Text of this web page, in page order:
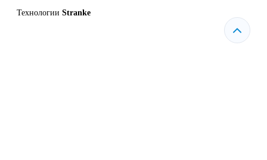
Технологии Stranke